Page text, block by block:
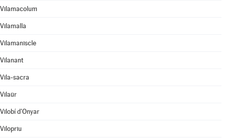
Vilamacolum
Vilamalla
Vilamaniscle
Vilanant
Vila-sacra
Vilaür
Vilobí d'Onyar
Vilopriu